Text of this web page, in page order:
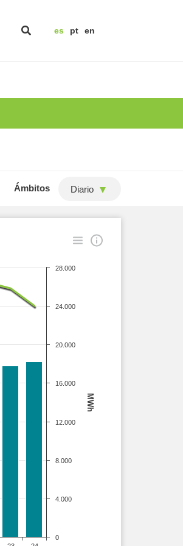
es pt en
Ámbitos Diario
MWh
0
4.000
8.000
12.000
16.000
20.000
24.000
28.000